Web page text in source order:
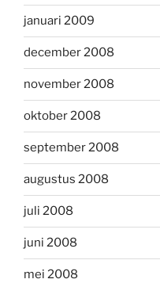
januari 2009
december 2008
november 2008
oktober 2008
september 2008
augustus 2008
juli 2008
juni 2008
mei 2008